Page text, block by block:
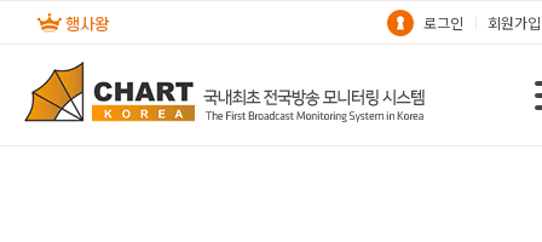
로그인 회원가입